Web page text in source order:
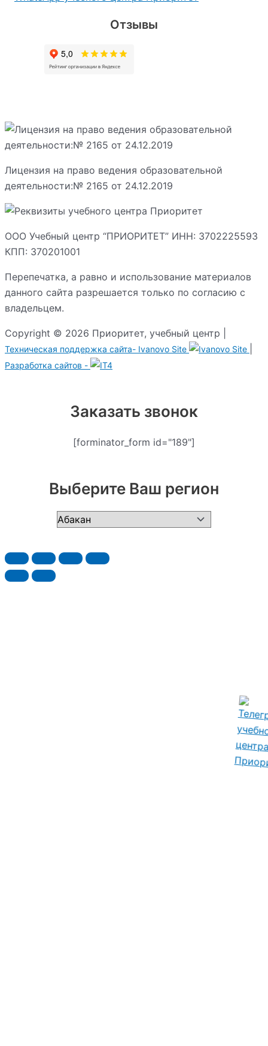
Отзывы
Лицензия на право ведения образовательной
деятельности:№ 2165 от 24.12.2019
ООО Учебный центр “ПРИОРИТЕТ” ИНН: 3702225593
КПП: 370201001
Перепечатка, а равно и использование материалов
данного сайта разрешается только по согласию с
владельцем.
Copyright © 2026 Приоритет, учебный центр |
Техническая поддержка сайта- Ivanovo Site
Разработка сайтов -
Заказать звонок
[forminator_form id="189"]
Выберите Ваш регион